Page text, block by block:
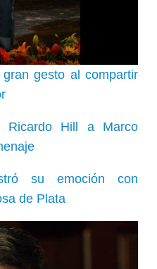
gesto al compartir
Hill a Marco
su emoción con
de Plata